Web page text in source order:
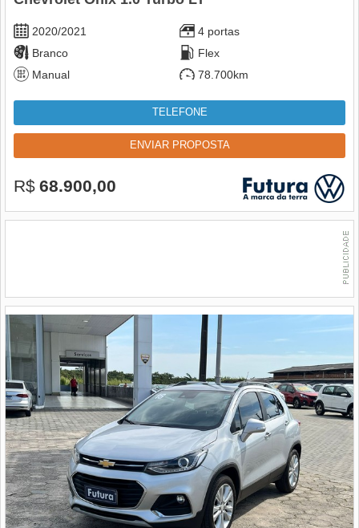
2020/2021
4 portas
Branco
Flex
Manual
78.700km
TELEFONE
ENVIAR PROPOSTA
R$ 68.900,00